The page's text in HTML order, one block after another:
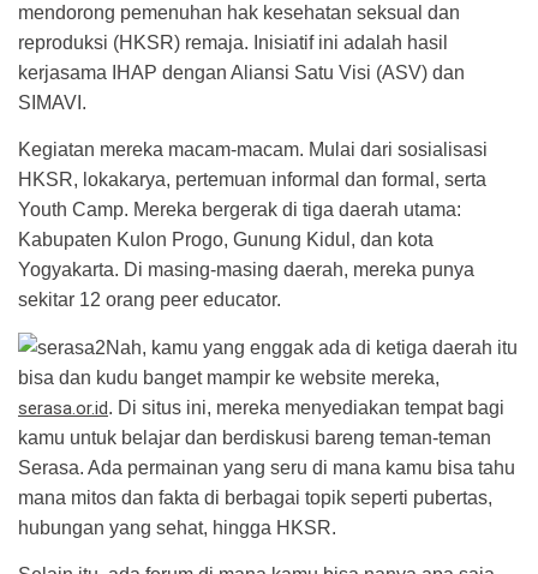
mendorong pemenuhan hak kesehatan seksual dan
reproduksi (HKSR) remaja. Inisiatif ini adalah hasil
kerjasama IHAP dengan Aliansi Satu Visi (ASV) dan
SIMAVI.
Kegiatan mereka macam-macam. Mulai dari sosialisasi
HKSR, lokakarya, pertemuan informal dan formal, serta
Youth Camp. Mereka bergerak di tiga daerah utama:
Kabupaten Kulon Progo, Gunung Kidul, dan kota
Yogyakarta. Di masing-masing daerah, mereka punya
sekitar 12 orang peer educator.
Nah, kamu yang enggak ada di ketiga daerah itu
bisa dan kudu banget mampir ke website mereka,
serasa.or.id. Di situs ini, mereka menyediakan tempat bagi
kamu untuk belajar dan berdiskusi bareng teman-teman
Serasa. Ada permainan yang seru di mana kamu bisa tahu
mana mitos dan fakta di berbagai topik seperti pubertas,
hubungan yang sehat, hingga HKSR.